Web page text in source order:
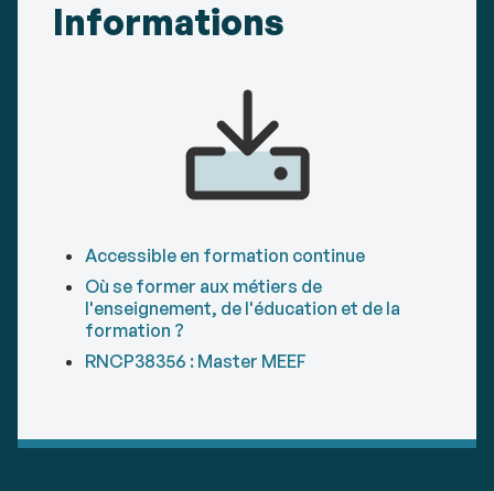
Informations
Accessible en formation continue
Où se former aux métiers de
l'enseignement, de l'éducation et de la
formation ?
RNCP38356 : Master MEEF